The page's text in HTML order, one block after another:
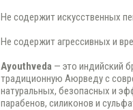
Не содержит искусственных
Не содержит агрессивных и
Ayouthveda — это индийский
традиционную Аюрведу с
натуральных, безопасных и
парабенов, силиконов и